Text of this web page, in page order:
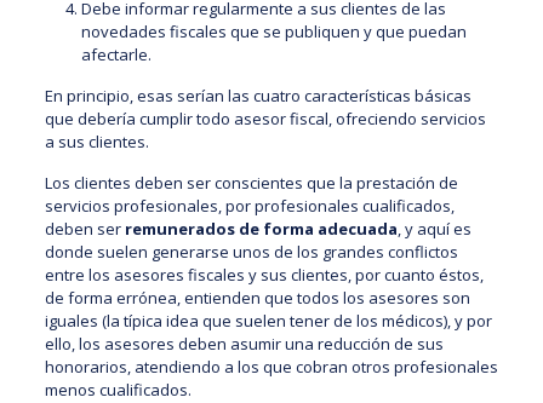
Debe informar regularmente a sus clientes de las
novedades fiscales que se publiquen y que puedan
afectarle.
En principio, esas serían las cuatro características básicas
que debería cumplir todo asesor fiscal, ofreciendo servicios
a sus clientes.
Los clientes deben ser conscientes que la prestación de
servicios profesionales, por profesionales cualificados,
deben ser remunerados de forma adecuada, y aquí es
donde suelen generarse unos de los grandes conflictos
entre los asesores fiscales y sus clientes, por cuanto éstos,
de forma errónea, entienden que todos los asesores son
iguales (la típica idea que suelen tener de los médicos), y por
ello, los asesores deben asumir una reducción de sus
honorarios, atendiendo a los que cobran otros profesionales
menos cualificados.